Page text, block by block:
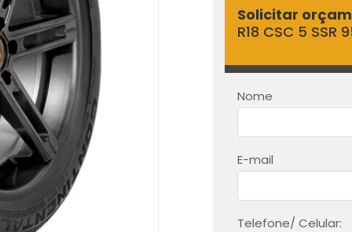
Solicitar
R18 CSC 5 SSR
Nome
E-mail
Telefone/ Celular: